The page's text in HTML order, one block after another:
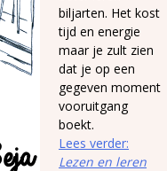
biljarten. Het kost
tijd en energie
maar je zult zien
dat je op een
gegeven moment
vooruitgang
boekt.
Lees verder:
Lezen en leren